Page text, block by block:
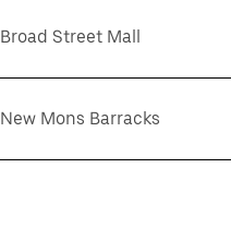
Broad Street Mall
New Mons Barracks